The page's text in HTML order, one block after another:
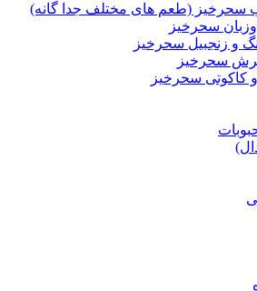
سحرخیز (طعم های مختلف جدا گانه)
سحرخیز
و زنجبیل سحرخیز
سحرخیز
کاکوتی سحرخیز